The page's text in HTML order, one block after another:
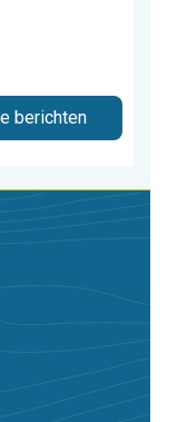
berichten